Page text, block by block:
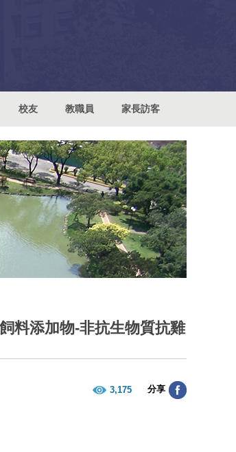
校友 教職員 家長訪客
料添加物-非抗生物質抗雞
3,175 分享